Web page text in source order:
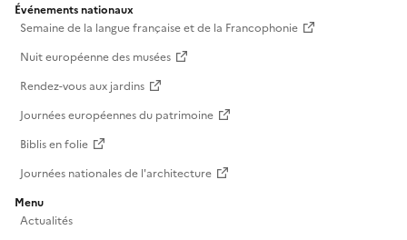
Événements nationaux
Semaine de la langue française et de la Francophonie
Nuit européenne des musées
Rendez-vous aux jardins
Journées européennes du patrimoine
Biblis en folie
Journées nationales de l'architecture
Menu
Actualités